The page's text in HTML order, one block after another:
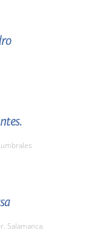
Salamanca.